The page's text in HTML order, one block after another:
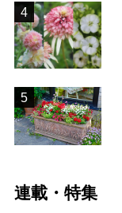
4
5
連載・特集